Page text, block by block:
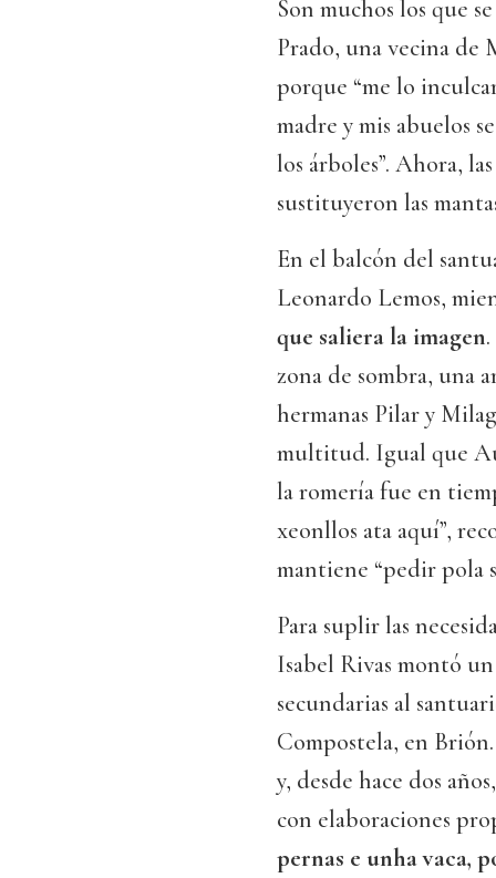
Son muchos los que
Prado, una vecina de
porque “me lo
madre y mis abuelos
los árboles”. Ahora,
sustituyeron las
En el balcón del
Leonardo Lemos,
que saliera la imagen
zona de sombra, una
hermanas Pilar y
multitud. Igual que
la romería fue en
xeonllos ata aquí”,
mantiene “pedir pola
Para suplir las
Isabel Rivas montó
secundarias al
Compostela, en
y, desde hace dos
con elaboraciones
pernas e unha vaca,